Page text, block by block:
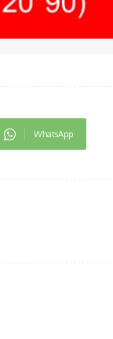
WhatsApp